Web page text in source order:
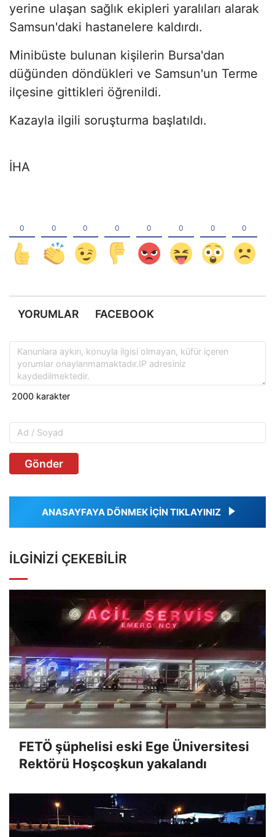
yerine ulaşan sağlık ekipleri yaralıları alarak
Samsun'daki hastanelere kaldırdı.
Minibüste bulunan kişilerin Bursa'dan
düğünden döndükleri ve Samsun'un Terme
ilçesine gittikleri öğrenildi.
Kazayla ilgili soruşturma başlatıldı.
İHA
YORUMLAR FACEBOOK
Gönder
ANASAYFAYA DÖNMEK İÇİN TIKLAYINIZ
İLGINIZI ÇEKEBILIR
FETÖ şüphelisi eski Ege Üniversitesi
Rektörü Hoşcoşkun yakalandı